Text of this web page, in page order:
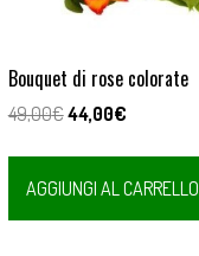
Bouquet di rose colorate
49,00€Il
era:
49,00€.
44,00€Il
è:
44,00€.
AGGIUNGI AL CARRELLO